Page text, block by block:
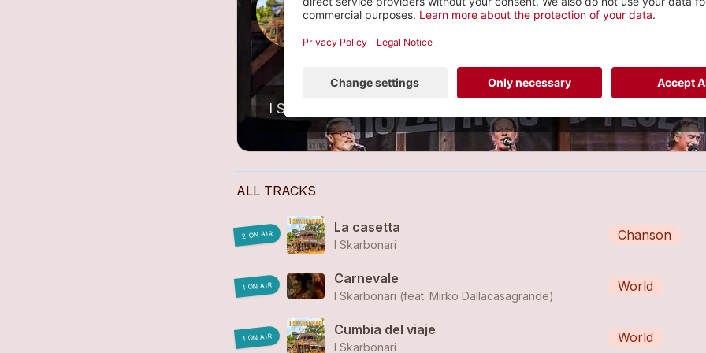
Ska, Cumbia, Tarantel...
12 tracks
I Skarbonari est une formation née à Neuchâtel composée à la
ALL TRACKS
2 ON AIR
La casetta
I Skarbonari
Chanson
1 ON AIR
Carnevale
I Skarbonari (feat. Mirko Dallacasagrande)
World
1 ON AIR
Cumbia del viaje
I Skarbonari
World